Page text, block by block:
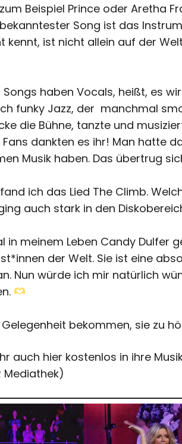
Beispiel Prince oder Aretha
Song ist das
kennt, ist nicht allein auf der
haben Vocals, heißt, es
funky Jazz, der manchmal
die Bühne, tanzte und
Fans dankten es ihr! Man hatte
Musik haben. Das übertrug
ich das Lied The Climb.
auch stark in den
in meinem Leben Candy Dulfer
der Welt. Sie ist eine
Nun würde ich mir natürlich
bekommen, sie zu
auch hier kostenlos in ihre
Mediathek)